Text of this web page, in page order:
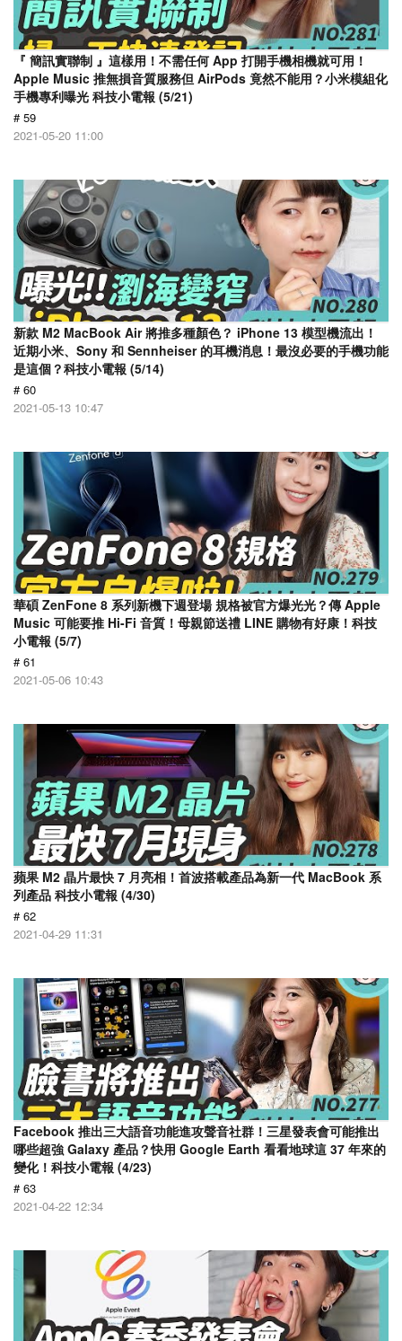
『 簡訊實聯制 』這樣用！不需任何 App 打開手機相機就可用！
Apple Music 推無損音質服務但 AirPods 竟然不能用？小米模組化
手機專利曝光 科技小電報 (5/21)
# 59
2021-05-20 11:00
新款 M2 MacBook Air 將推多種顏色？ iPhone 13 模型機流出！
近期小米、Sony 和 Sennheiser 的耳機消息！最沒必要的手機功能
是這個？科技小電報 (5/14)
# 60
2021-05-13 10:47
華碩 ZenFone 8 系列新機下週登場 規格被官方爆光光？傳 Apple
Music 可能要推 Hi-Fi 音質！母親節送禮 LINE 購物有好康！科技
小電報 (5/7)
# 61
2021-05-06 10:43
蘋果 M2 晶片最快 7 月亮相！首波搭載產品為新一代 MacBook 系
列產品 科技小電報 (4/30)
# 62
2021-04-29 11:31
Facebook 推出三大語音功能進攻聲音社群！三星發表會可能推出
哪些超強 Galaxy 產品？快用 Google Earth 看看地球這 37 年來的
變化！科技小電報 (4/23)
# 63
2021-04-22 12:34